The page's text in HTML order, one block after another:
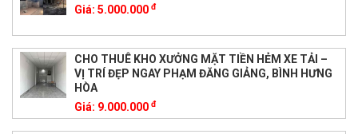
Giá: 5.000.000 đ
CHO THUÊ KHO XƯỞNG MẶT TIỀN HẺM XE TẢI –
VỊ TRÍ ĐẸP NGAY PHẠM ĐĂNG GIẢNG, BÌNH HƯNG
HÒA
Giá: 9.000.000 đ